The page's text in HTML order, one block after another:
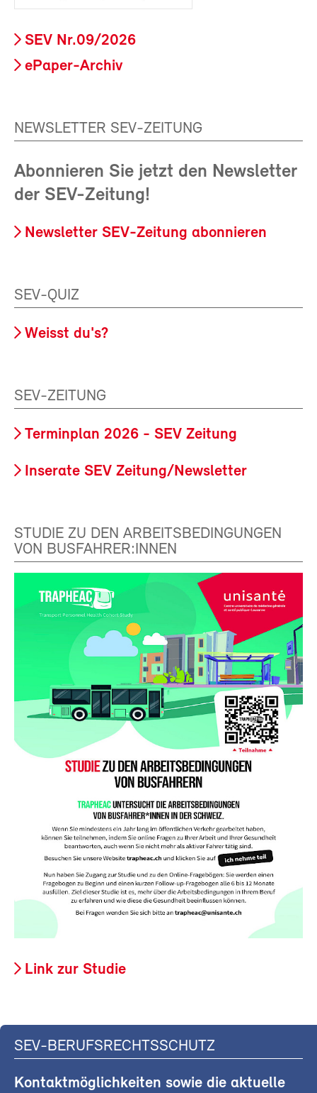
SEV Nr.09/2026
ePaper-Archiv
NEWSLETTER SEV-ZEITUNG
Abonnieren Sie jetzt den Newsletter
der SEV-Zeitung!
Newsletter SEV-Zeitung abonnieren
SEV-QUIZ
Weisst du's?
SEV-ZEITUNG
Terminplan 2026 - SEV Zeitung
Inserate SEV Zeitung/Newsletter
STUDIE ZU DEN ARBEITSBEDINGUNGEN
VON BUSFAHRER:INNEN
Link zur Studie
SEV-BERUFSRECHTSSCHUTZ
Kontaktmöglichkeiten sowie die aktuelle